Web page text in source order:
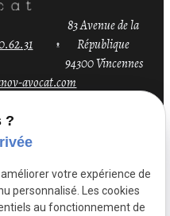
83 Avenue de la
République
94300 Vincennes
avocat.com
?
votre expérience de
personnalisé. Les cookies
au fonctionnement de